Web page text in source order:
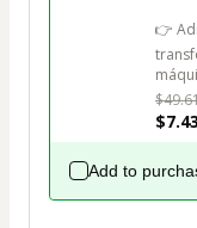
👉
$7.43
Add to